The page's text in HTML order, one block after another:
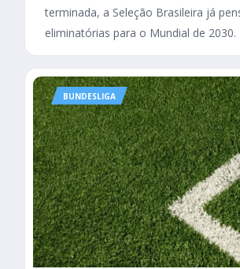
terminada, a Seleção Brasileira já
eliminatórias para o Mundial de 2030.
BUNDESLIGA